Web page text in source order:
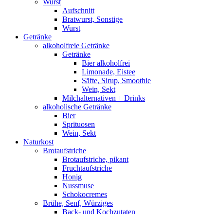
Wurst
Aufschnitt
Bratwurst, Sonstige
Wurst
Getränke
alkoholfreie Getränke
Getränke
Bier alkoholfrei
Limonade, Eistee
Säfte, Sirup, Smoothie
Wein, Sekt
Milchalternativen + Drinks
alkoholische Getränke
Bier
Sprituosen
Wein, Sekt
Naturkost
Brotaufstriche
Brotaufstriche, pikant
Fruchtaufstriche
Honig
Nussmuse
Schokocremes
Brühe, Senf, Würziges
Back- und Kochzutaten